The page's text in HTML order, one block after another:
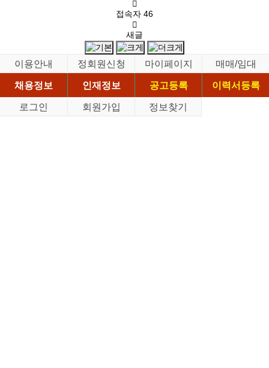
접속자 46
새글
이용안내 정회원신청 마이페이지
매매/임대
채용정보
인재정보 공고등록
이력서등록
로그인
회원가입 정보찾기